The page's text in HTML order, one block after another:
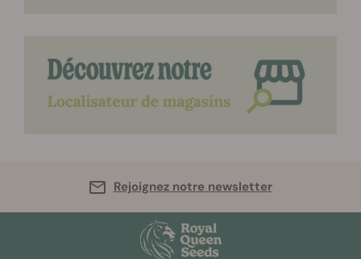
Rejoignez notre newsletter